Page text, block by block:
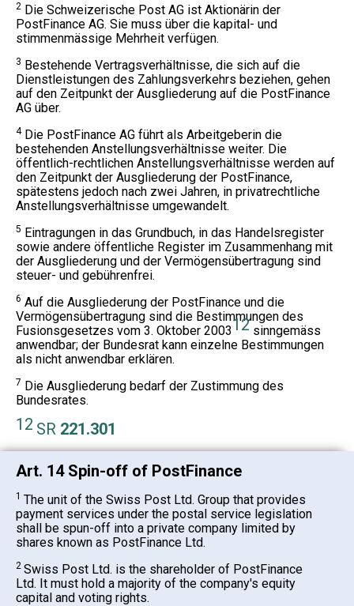
2 Die Schweizerische Post AG ist Aktionärin der
PostFinance AG. Sie muss über die kapital- und
stimmenmässige Mehrheit verfügen.
3 Bestehende Vertragsverhältnisse, die sich auf die
Dienstleistungen des Zahlungsverkehrs beziehen, gehen
auf den Zeitpunkt der Ausgliederung auf die PostFinance
AG über.
4Die PostFinance AG führt als Arbeitgeberin die
bestehenden Anstellungsverhältnisse weiter. Die
öffentlich-rechtlichen Anstellungsverhältnisse werden auf
den Zeitpunkt der Ausgliederung der PostFinance,
spätestens jedoch nach zwei Jahren, in privatrechtliche
Anstellungsverhältnisse umgewandelt.
5 Eintragungen in das Grundbuch, in das Handelsregister
sowie andere öffentliche Register im Zusammenhang mit
der Ausgliederung und der Vermögensübertragung sind
steuer- und gebührenfrei.
6 Auf die Ausgliederung der PostFinance und die
Vermögensübertragung sind die Bestimmungen des
Fusionsgesetzes vom 3. Oktober 200312 sinngemäss
anwendbar; der Bundesrat kann einzelne Bestimmungen
als nicht anwendbar erklären.
7 Die Ausgliederung bedarf der Zustimmung des
Bundesrates.
12 SR 221.301
Art. 14 Spin-off of PostFinance
1 The unit of the Swiss Post Ltd. Group that provides
payment services under the postal service legislation
shall be spun-off into a private company limited by
shares known as PostFinance Ltd.
2 Swiss Post Ltd. is the shareholder of PostFinance
Ltd. It must hold a majority of the company's equity
capital and voting rights.